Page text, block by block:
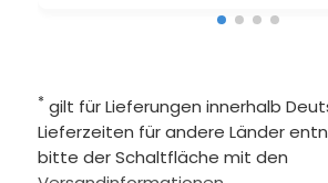
* gilt für Lieferungen innerhalb
Lieferzeiten für andere Länder
bitte der Schaltfläche mit den